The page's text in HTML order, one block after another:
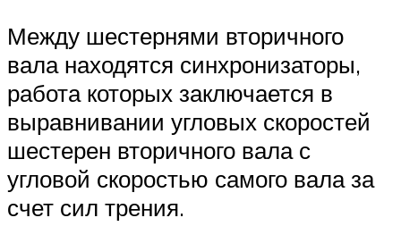
Между шестернями вторичного
вала находятся синхронизаторы,
работа которых заключается в
выравнивании угловых скоростей
шестерен вторичного вала с
угловой скоростью самого вала за
счет сил трения.